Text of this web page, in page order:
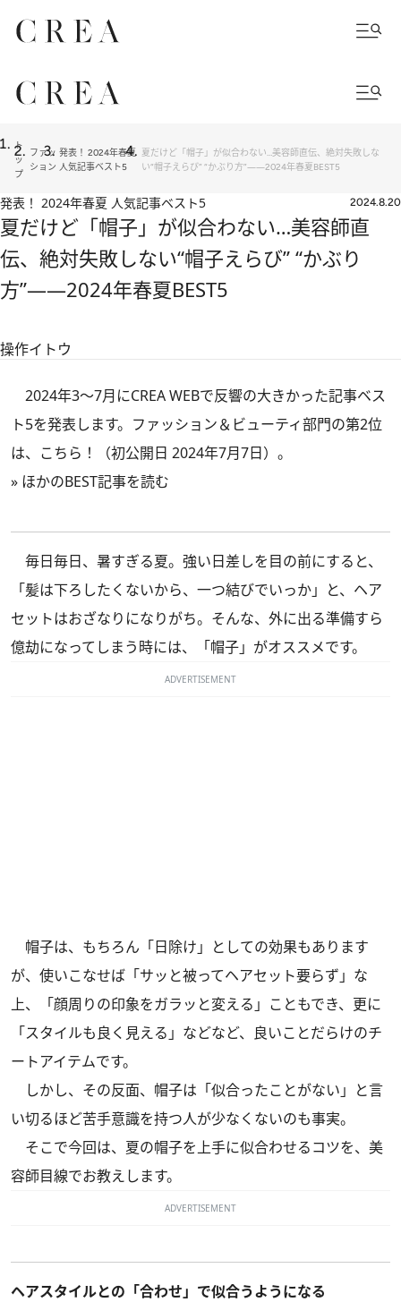
ト
ッ
プ
ファッ
ション
発表！ 2024年春夏
人気記事ベスト5
夏だけど「帽子」が似合わない…美容師直伝、絶対失敗しな
い“帽子えらび” “かぶり方”――2024年春夏BEST5
発表！ 2024年春夏 人気記事ベスト5 2024.8.20
夏だけど「帽子」が似合わない…美容師直
伝、絶対失敗しない“帽子えらび” “かぶり
方”――2024年春夏BEST5
操作イトウ
2024年3～7月にCREA WEBで反響の大きかった記事ベス
ト5を発表します。ファッション＆ビューティ部門の第2位
は、こちら！（初公開日 2024年7月7日）。
» ほかのBEST記事を読む
毎日毎日、暑すぎる夏。強い日差しを目の前にすると、
「髪は下ろしたくないから、一つ結びでいっか」と、ヘア
セットはおざなりになりがち。そんな、外に出る準備すら
億劫になってしまう時には、「帽子」がオススメです。
ADVERTISEMENT
帽子は、もちろん「日除け」としての効果もあります
が、使いこなせば「サッと被ってヘアセット要らず」な
上、「顔周りの印象をガラッと変える」こともでき、更に
「スタイルも良く見える」などなど、良いことだらけのチ
ートアイテムです。
しかし、その反面、帽子は「似合ったことがない」と言
い切るほど苦手意識を持つ人が少なくないのも事実。
そこで今回は、夏の帽子を上手に似合わせるコツを、美
容師目線でお教えします。
ADVERTISEMENT
️ヘアスタイルとの「合わせ」で似合うようになる